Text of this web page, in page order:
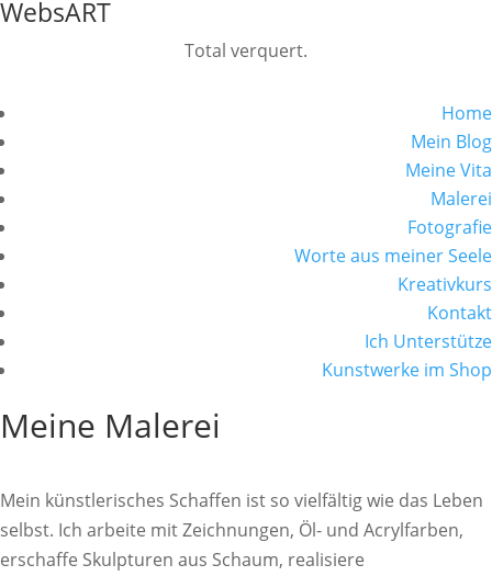
WebsART
Total verquert.
Home
Mein Blog
Meine Vita
Malerei
Fotografie
Worte aus meiner Seele
Kreativkurs
Kontakt
Ich Unterstütze
Kunstwerke im Shop
Meine Malerei
Mein künstlerisches Schaffen ist so vielfältig wie das Leben
selbst. Ich arbeite mit Zeichnungen, Öl- und Acrylfarben,
erschaffe Skulpturen aus Schaum, realisiere